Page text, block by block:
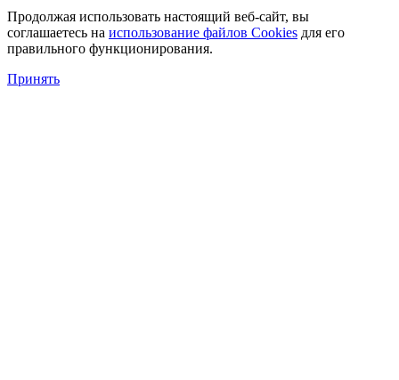
Продолжая использовать настоящий веб-сайт, вы
соглашаетесь на использование файлов Cookies для его
правильного функционирования.
Принять